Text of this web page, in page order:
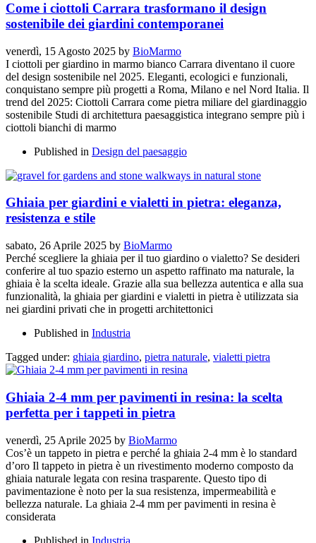
Come i ciottoli Carrara trasformano il design
sostenibile dei giardini contemporanei
venerdì, 15 Agosto 2025 by BioMarmo
I ciottoli per giardino in marmo bianco Carrara diventano il cuore
del design sostenibile nel 2025. Eleganti, ecologici e funzionali,
conquistano sempre più progetti a Roma, Milano e nel Nord Italia. Il
trend del 2025: Ciottoli Carrara come pietra miliare del giardinaggio
sostenibile Studi di architettura paesaggistica integrano sempre più i
ciottoli bianchi di marmo
Published in Design del paesaggio
Ghiaia per giardini e vialetti in pietra: eleganza,
resistenza e stile
sabato, 26 Aprile 2025 by BioMarmo
Perché scegliere la ghiaia per il tuo giardino o vialetto? Se desideri
conferire al tuo spazio esterno un aspetto raffinato ma naturale, la
ghiaia è la scelta ideale. Grazie alla sua bellezza autentica e alla sua
funzionalità, la ghiaia per giardini e vialetti in pietra è utilizzata sia
nei giardini privati che in progetti architettonici
Published in Industria
Tagged under: ghiaia giardino, pietra naturale, vialetti pietra
Ghiaia 2-4 mm per pavimenti in resina: la scelta
perfetta per i tappeti in pietra
venerdì, 25 Aprile 2025 by BioMarmo
Cos’è un tappeto in pietra e perché la ghiaia 2-4 mm è lo standard
d’oro Il tappeto in pietra è un rivestimento moderno composto da
ghiaia naturale legata con resina trasparente. Questo tipo di
pavimentazione è noto per la sua resistenza, impermeabilità e
bellezza naturale. La ghiaia 2-4 mm per pavimenti in resina è
considerata
Published in Industria